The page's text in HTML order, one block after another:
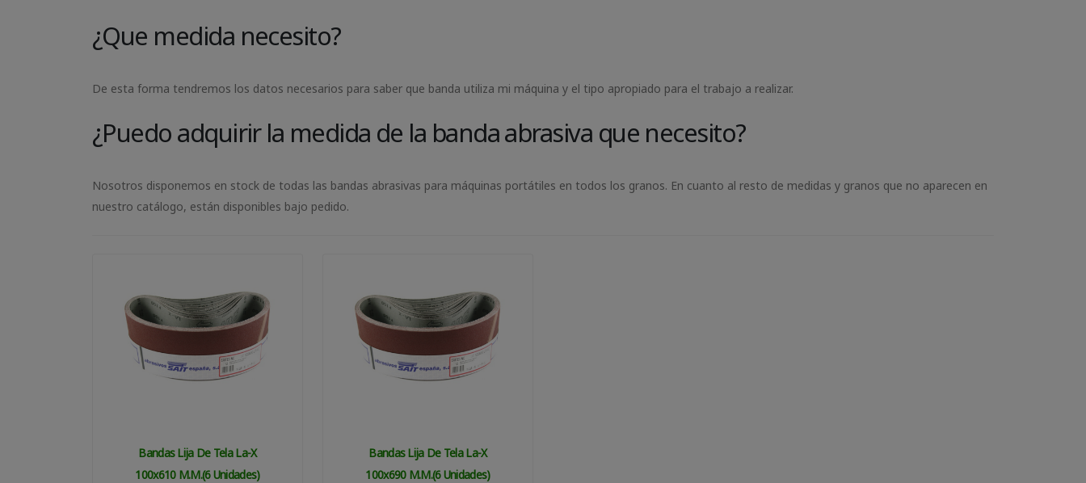
¿Que medida necesito?
De esta forma tendremos los datos necesarios para saber que banda utiliza mi máquina y el tipo apropiado para el trabajo a realizar.
¿Puedo adquirir la medida de la banda abrasiva que necesito?
Nosotros disponemos en stock de todas las bandas abrasivas para máquinas portátiles en todos los granos. En cuanto al resto de medidas y granos que no aparecen en
nuestro catálogo, están disponibles bajo pedido.
Bandas Lija De Tela La-X
100x610 M.m.(6 Unidades)
Bandas Lija De Tela La-X
100x690 M.m.(6 Unidades)